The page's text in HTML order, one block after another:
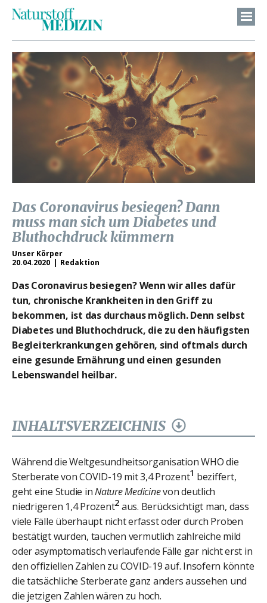
Das Coronavirus besiegen? Dann
muss man sich um Diabetes und
Bluthochdruck kümmern
Unser Körper
20.04.2020
Redaktion
Das Coronavirus besiegen? Wenn wir alles dafür
tun, chronische Krankheiten in den Griff zu
bekommen, ist das durchaus möglich. Denn selbst
Diabetes und Bluthochdruck, die zu den häufigsten
Begleiterkrankungen gehören, sind oftmals durch
eine gesunde Ernährung und einen gesunden
Lebenswandel heilbar.
INHALTSVERZEICHNIS
Während die Weltgesundheitsorganisation WHO die
Sterberate von COVID-19 mit 3,4 Prozent1 beziffert,
geht eine Studie inNature Medicinevon deutlich
niedrigeren 1,4 Prozent2 aus. Berücksichtigt man, dass
viele Fälle überhaupt nicht erfasst oder durch Proben
bestätigt wurden, tauchen vermutlich zahlreiche mild
oder asymptomatisch verlaufende Fälle gar nicht erst in
den offiziellen Zahlen zu COVID-19 auf. Insofern könnte
die tatsächliche Sterberate ganz anders aussehen und
die jetzigen Zahlen wären zu hoch.